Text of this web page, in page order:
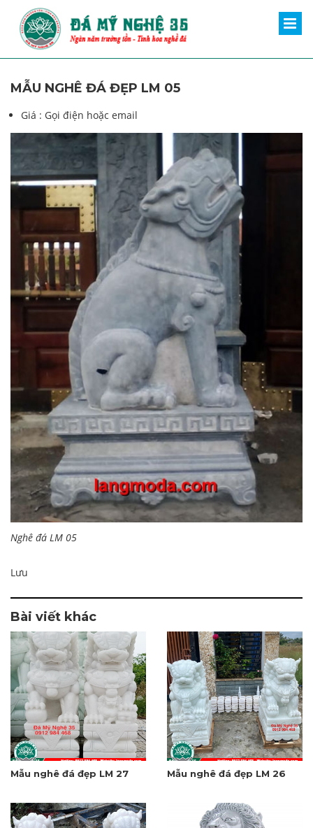
MẪU NGHÊ ĐÁ ĐẸP LM 05
Giá : Gọi điện hoặc email
Nghê đá LM 05
Lưu
Bài viết khác
Mẫu nghê đá đẹp LM 27 Mẫu nghê đá đẹp LM 26